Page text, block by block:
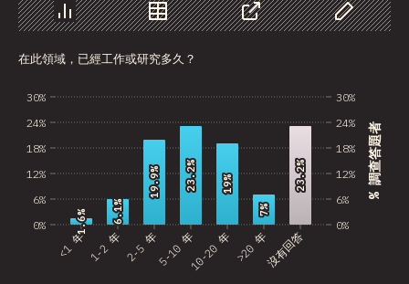
Kazakhstan
Latvia
Bolivia
Bangladesh
Costa Rica
Macedonia
Nepal
圖表 資料 分享
自訂資料
在此領域，已經工作或研究多久？
0%
6%
12%
18%
24%
30%
% 調查答題者
<1 年 1-2 年 2-5 年5-10 年10-20 年 >20 年沒有回答
0%
6%
12%
18%
24%
30%
1.6%
1.6% 6.1%
6.1%
19.9%
19.9% 23.2%
23.2% 19%
19%
7%
7%
23.2%
23.2%